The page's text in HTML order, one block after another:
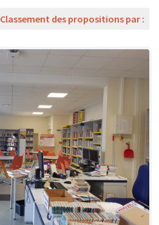
Classement des propositions par :